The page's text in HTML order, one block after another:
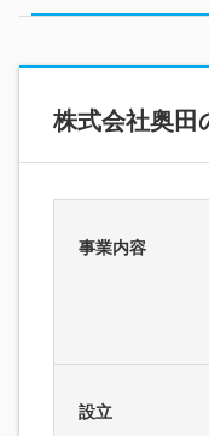
株式会社奥田
事業内容
設立